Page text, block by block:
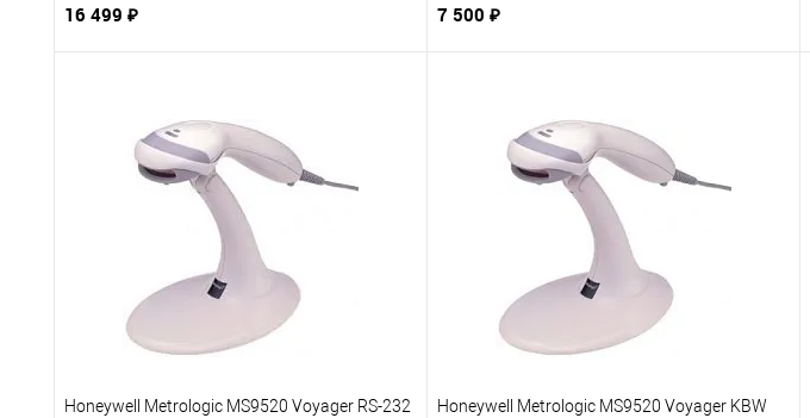
16 499 ₽
Купить в 1 клик
К сравнению
В избранное
Под заказ
7 500 ₽
Купить в 1 клик
К сравнению
В избранное
Под заказ
Honeywell Metrologic MS9520 Voyager RS-232 Honeywell Metrologic MS9520 Voyager KBW